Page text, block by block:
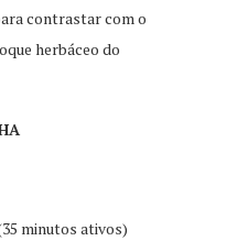
contrastar com o
herbáceo do
minutos ativos)